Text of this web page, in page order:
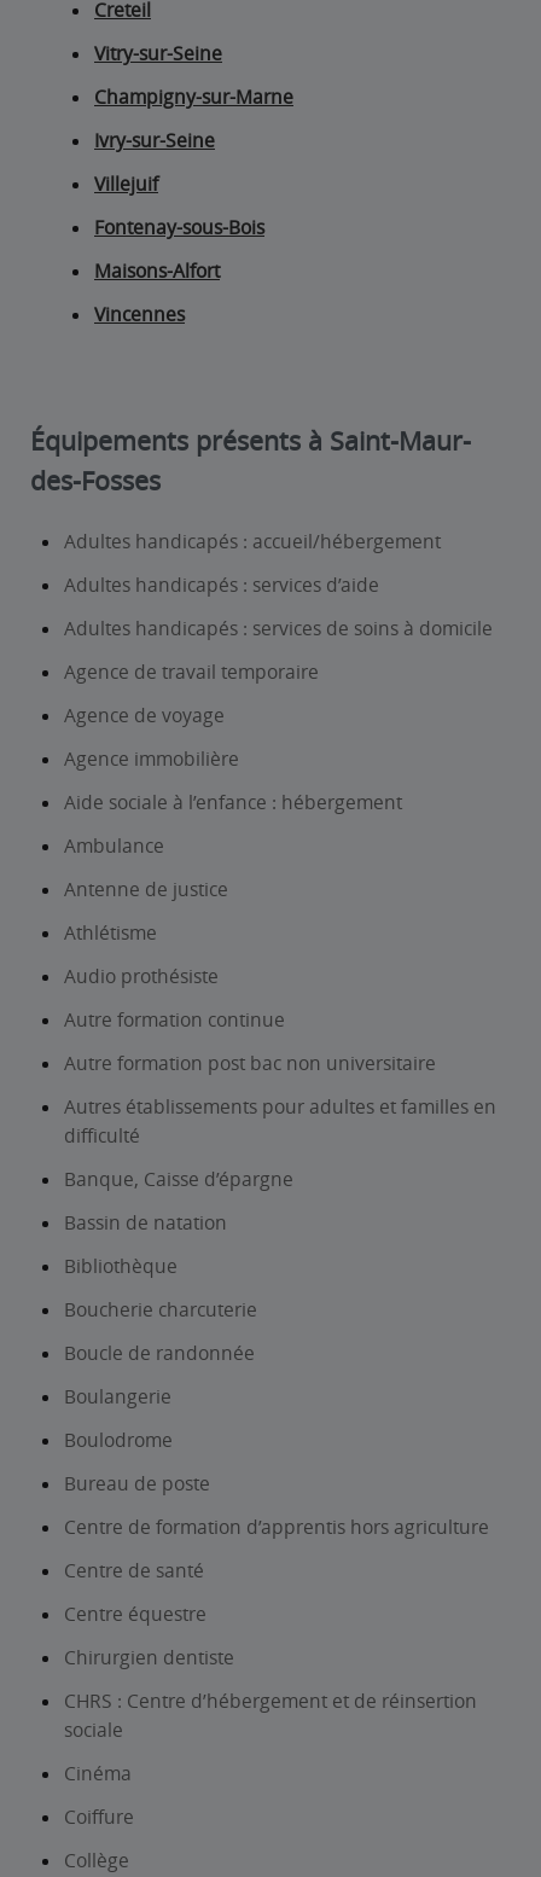
Creteil
Vitry-sur-Seine
Champigny-sur-Marne
Ivry-sur-Seine
Villejuif
Fontenay-sous-Bois
Maisons-Alfort
Vincennes
Équipements présents à Saint-Maur-
des-Fosses
Adultes handicapés : accueil/hébergement
Adultes handicapés : services d’aide
Adultes handicapés : services de soins à domicile
Agence de travail temporaire
Agence de voyage
Agence immobilière
Aide sociale à l’enfance : hébergement
Ambulance
Antenne de justice
Athlétisme
Audio prothésiste
Autre formation continue
Autre formation post bac non universitaire
Autres établissements pour adultes et familles en
difficulté
Banque, Caisse d’épargne
Bassin de natation
Bibliothèque
Boucherie charcuterie
Boucle de randonnée
Boulangerie
Boulodrome
Bureau de poste
Centre de formation d’apprentis hors agriculture
Centre de santé
Centre équestre
Chirurgien dentiste
CHRS : Centre d’hébergement et de réinsertion
sociale
Cinéma
Coiffure
Collège